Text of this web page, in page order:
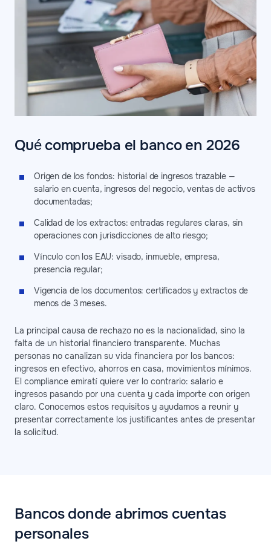
Qué comprueba el banco en 2026
Origen de los fondos: historial de ingresos trazable —
salario en cuenta, ingresos del negocio, ventas de activos
documentadas;
Calidad de los extractos: entradas regulares claras, sin
operaciones con jurisdicciones de alto riesgo;
Vínculo con los EAU: visado, inmueble, empresa,
presencia regular;
Vigencia de los documentos: certificados y extractos de
menos de 3 meses.
La principal causa de rechazo no es la nacionalidad, sino la
falta de un historial financiero transparente. Muchas
personas no canalizan su vida financiera por los bancos:
ingresos en efectivo, ahorros en casa, movimientos mínimos.
El compliance emiratí quiere ver lo contrario: salario e
ingresos pasando por una cuenta y cada importe con origen
claro. Conocemos estos requisitos y ayudamos a reunir y
presentar correctamente los justificantes antes de presentar
la solicitud.
Bancos donde abrimos cuentas
personales